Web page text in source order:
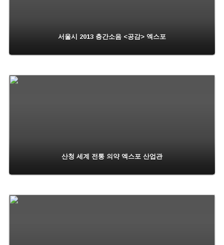
서울시 2013 층간소음 <공감> 엑스포
산청 세계 전통 의약 엑스포 산업관